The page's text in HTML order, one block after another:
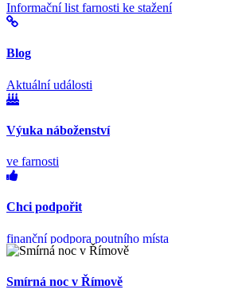
Informační list farnosti ke stažení
Blog
Aktuální události
Výuka náboženství
ve farnosti
Chci podpořit
finanční podpora poutního místa
FSSP
Smírná noc v Římově